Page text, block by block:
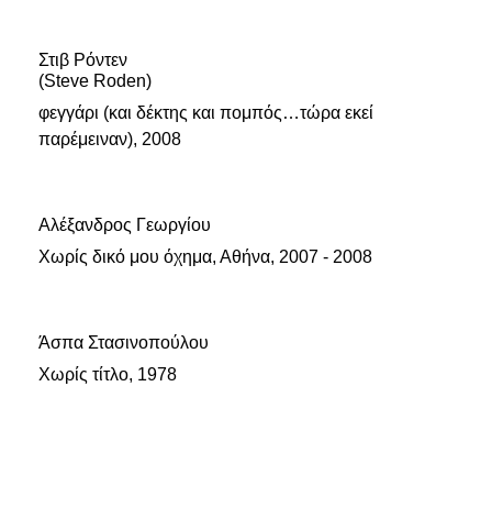
Στιβ Ρόντεν
(Steve Roden)
φεγγάρι (και δέκτης και πομπός…τώρα εκεί
παρέμειναν), 2008
Αλέξανδρος Γεωργίου
Χωρίς δικό μου όχημα, Αθήνα, 2007 - 2008
Άσπα Στασινοπούλου
Χωρίς τίτλο, 1978